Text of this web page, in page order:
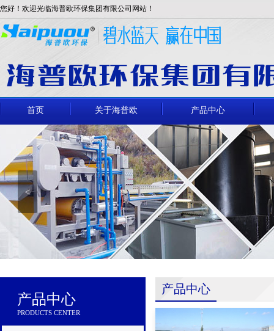
您好！欢迎光临海普欧环保集团有限公司网站！
首页 关于海普欧 产品中心
<
产品中心
PRODUCTS CENTER
产品中心